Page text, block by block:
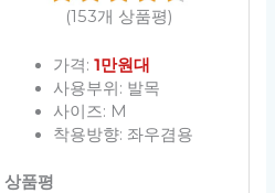
(153개 상품평)
가격: 1만원대
사용부위: 발목
사이즈: M
착용방향: 좌우겸용
상품평